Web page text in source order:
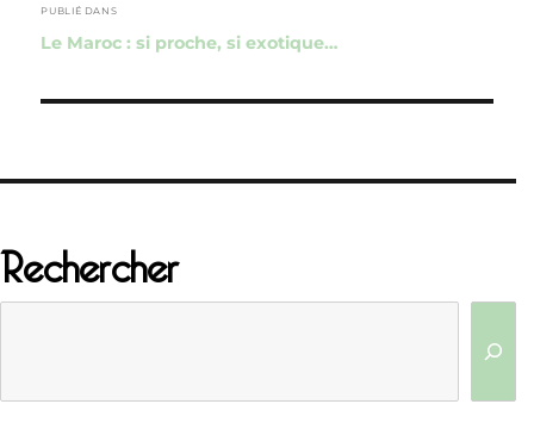
de
l’article
PUBLIÉ DANS
Le Maroc : si proche, si exotique…
Rechercher